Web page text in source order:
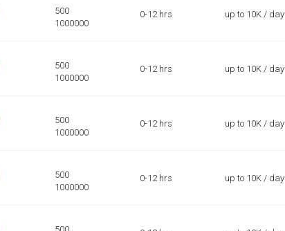
500
1000000
0-12 hrs up to 10K / day
500
1000000
0-12 hrs up to 10K / day
500
1000000
0-12 hrs up to 10K / day
500
1000000
0-12 hrs up to 10K / day